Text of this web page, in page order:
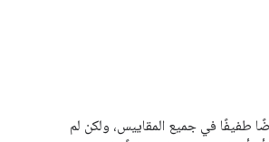
طفيفًا في جميع المقاييس، ولكن لم